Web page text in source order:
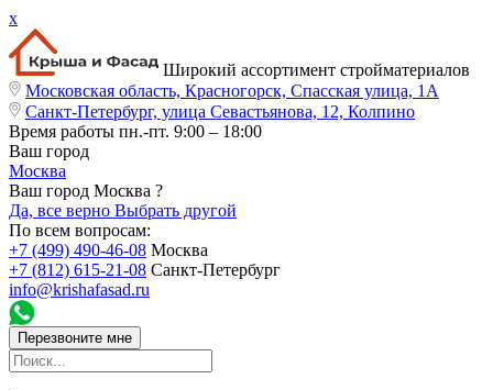
x
Широкий ассортимент стройматериалов
Московская область, Красногорск, Спасская улица, 1А
Санкт-Петербург, улица Севастьянова, 12, Колпино
Время работы пн.-пт. 9:00 – 18:00
Ваш город
Москва
Ваш город Москва ?
Да, все верно Выбрать другой
По всем вопросам:
+7 (499) 490-46-08 Москва
+7 (812) 615-21-08 Санкт-Петербург
info@krishafasad.ru
Перезвоните мне